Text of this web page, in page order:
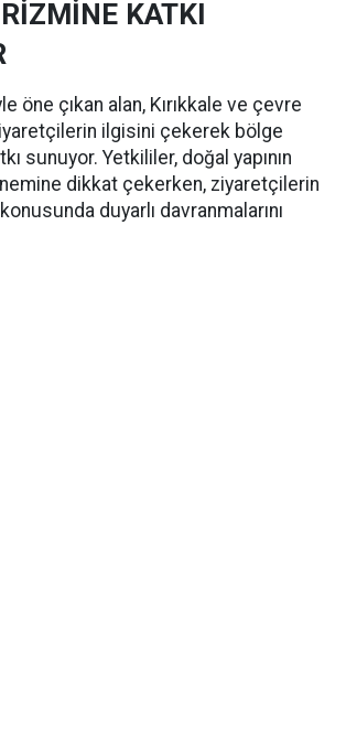
KATKI
öne çıkan alan, Kırıkkale ve çevre
ilgisini çekerek bölge
sunuyor. Yetkililer, doğal yapının
dikkat çekerken, ziyaretçilerin
duyarlı davranmalarını